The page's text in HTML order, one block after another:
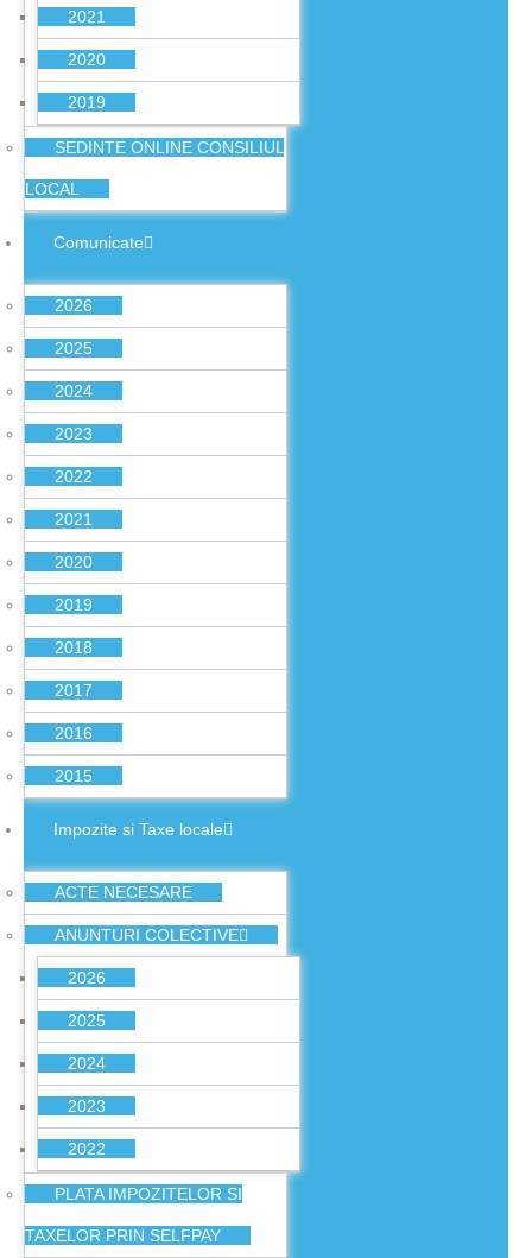
2021
2020
2019
SEDINTE ONLINE CONSILIUL
LOCAL
Comunicate
2026
2025
2024
2023
2022
2021
2020
2019
2018
2017
2016
2015
Impozite si Taxe locale
ACTE NECESARE
ANUNTURI COLECTIVE
2026
2025
2024
2023
2022
PLATA IMPOZITELOR SI
TAXELOR PRIN SELFPAY